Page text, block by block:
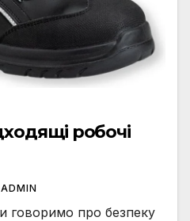
робочі
ADMIN
говоримо про безпеку